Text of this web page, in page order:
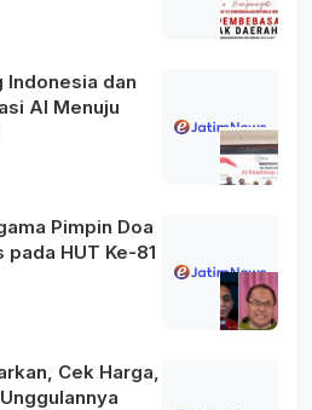
Indonesia dan
AI Menuju
Pimpin Doa
HUT Ke-81
Cek Harga,